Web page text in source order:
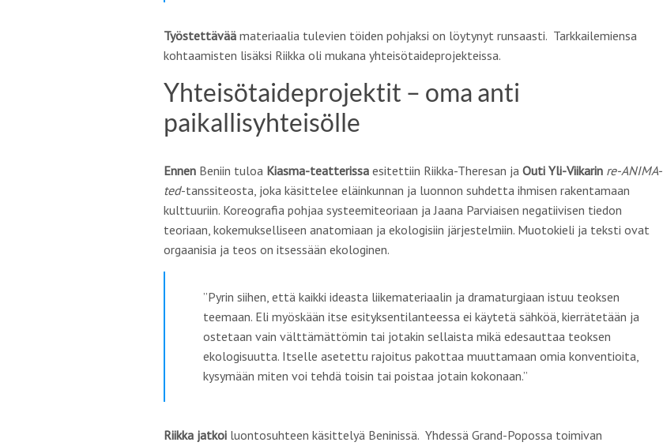
Työstettävää materiaalia tulevien töiden pohjaksi on löytynyt runsaasti. Tarkkailemiensa
kohtaamisten lisäksi Riikka oli mukana yhteisötaideprojekteissa.
Yhteisötaideprojektit – oma anti
paikallisyhteisölle
Ennen Beniin tuloa Kiasma-teatterissa esitettiin Riikka-Theresan ja Outi Yli-Viikarin re-ANIMA-
ted-tanssiteosta, joka käsittelee eläinkunnan ja luonnon suhdetta ihmisen rakentamaan
kulttuuriin. Koreografia pohjaa systeemiteoriaan jaJaana Parviaisen negatiivisen tiedon
teoriaan, kokemukselliseen anatomiaan ja ekologisiin järjestelmiin. Muotokieli ja teksti ovat
orgaanisia ja teos on itsessään ekologinen.
”Pyrin siihen, että kaikki ideasta liikemateriaalin ja dramaturgiaan istuu teoksen
teemaan. Eli myöskään itse esityksentilanteessa ei käytetä sähköä, kierrätetään ja
ostetaan vain välttämättömin tai jotakin sellaista mikä edesauttaa teoksen
ekologisuutta. Itselle asetettu rajoitus pakottaa muuttamaan omia konventioita,
kysymään miten voi tehdä toisin tai poistaa jotain kokonaan.”
Riikka jatkoi luontosuhteen käsittelyä Beninissä. Yhdessä Grand-Popossa toimivan